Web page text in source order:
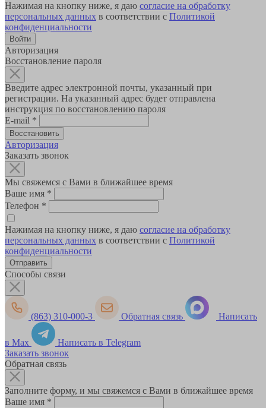
Нажимая на кнопку ниже, я даю согласие на обработку
персональных данных в соответствии с Политикой
конфиденциальности
Авторизация
Восстановление пароля
Введите адрес электронной почты, указанный при
регистрации. На указанный адрес будет отправлена
инструкция по восстановлению пароля
E-mail *
Авторизация
Заказать звонок
Мы свяжемся с Вами в ближайшее время
Ваше имя *
Телефон *
Нажимая на кнопку ниже, я даю согласие на обработку
персональных данных в соответствии с Политикой
конфиденциальности
Способы связи
(863) 310-000-3 Обратная связь Написать
в Max
Написать в Telegram
Заказать звонок
Обратная связь
Заполните форму, и мы свяжемся с Вами в ближайшее время
Ваше имя *